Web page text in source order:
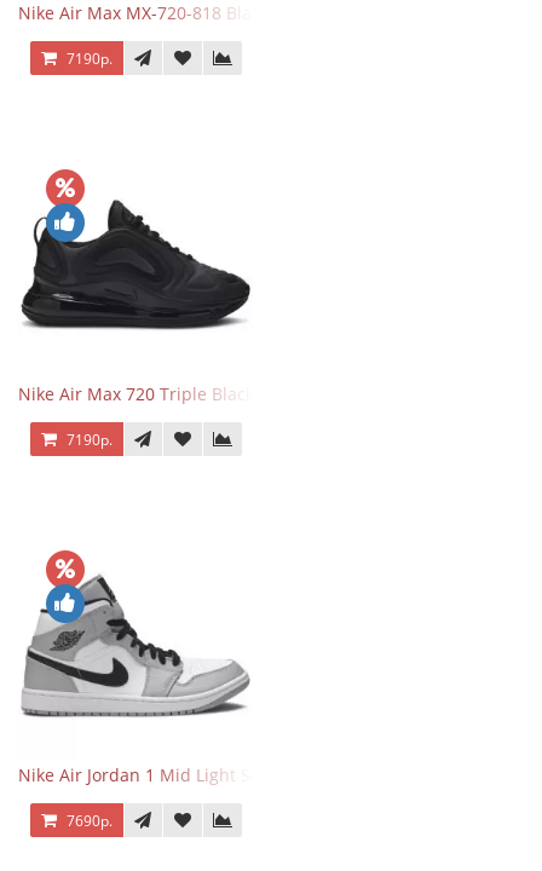
Nike Air Max MX-720-818 Black
7190р.
Nike Air Max 720 Triple Black
7190р.
Nike Air Jordan 1 Mid Light Smoke Grey
7690р.